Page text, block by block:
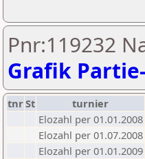
Pnr:119232
Grafik
tnrSt turnier
Elozahl per 01.01.2008
Elozahl per 01.07.2008
Elozahl per 01.01.2009